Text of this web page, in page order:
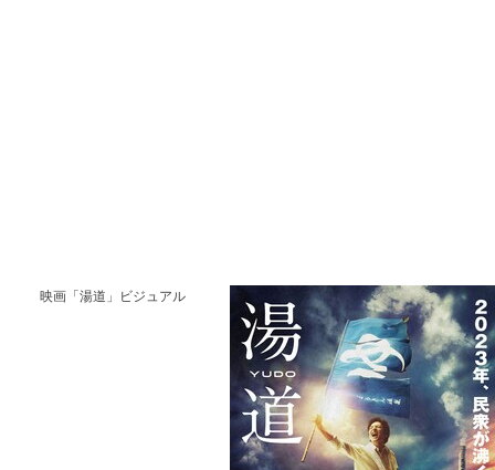
映画「湯道」ビジュアル